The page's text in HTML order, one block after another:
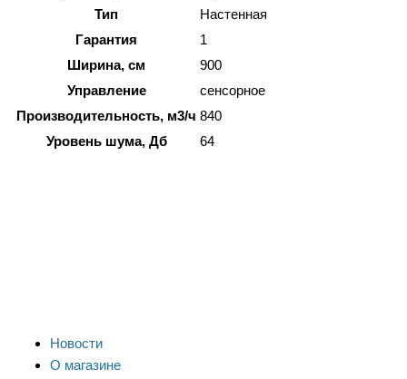
Тип
Настенная
Гарантия
1
Ширина, см
900
Управление
сенсорное
Производительность, м3/ч 840
Уровень шума, Дб
64
Новости
О магазине